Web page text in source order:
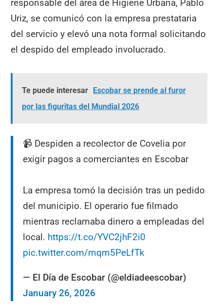
responsable del área de Higiene Urbana, Pablo
Uriz, se comunicó con la empresa prestataria
del servicio y elevó una nota formal solicitando
el despido del empleado involucrado.
Te puede interesar
Escobar se prende al furor
por las figuritas del Mundial 2026
📹 Despiden a recolector de Covelia por
exigir pagos a comerciantes en Escobar
La empresa tomó la decisión tras un pedido
del municipio. El operario fue filmado
mientras reclamaba dinero a empleadas del
local. https://t.co/YVC2jhF2i0
pic.twitter.com/mqm5PeLfTk
— El Día de Escobar (@eldiadeescobar)
January 26, 2026